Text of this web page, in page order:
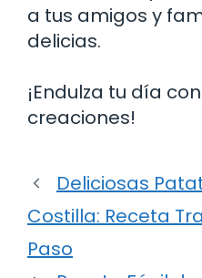
a tus amigos y
delicias.
¡Endulza tu día
creaciones!
Deliciosas
Costilla: Receta
Paso